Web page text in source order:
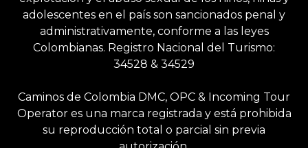
adolescentes en el país son sancionados penal y
administrativamente, conforme a las leyes
Colombianas. Registro Nacional del Turismo:
34528 & 34529
Caminos de Colombia DMC, OPC & Incoming Tour
Operator es una marca registrada y está prohibida
su reproducción total o parcial sin previa